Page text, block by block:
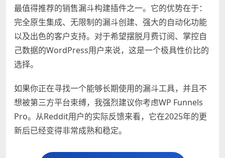
最值得推荐的销售漏斗构建插件之一。它的优势在于：
完全原生集成、无限制的漏斗创建、强大的自动化功能
以及出色的客户支持。对于希望摆脱月费订阅、掌控自
己数据的WordPress用户来说，这是一个极具性价比的
选择。
如果你正在寻找一个能够长期使用的漏斗工具，并且不
想被第三方平台束缚，我强烈建议你考虑WP Funnels
Pro。从Reddit用户的实际反馈来看，它在2025年的更
新后已经变得非常成熟和稳定。